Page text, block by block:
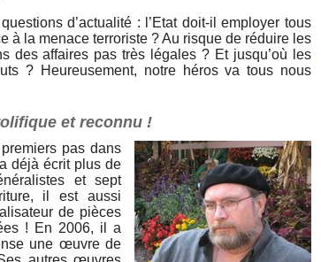
d’actualité : l’Etat doit-il employer tous
à la menace terroriste ? Au risque de réduire les
des affaires pas très légales ? Et jusqu’où les
? Heureusement, notre héros va tous nous
et reconnu !
pas dans
déjà écrit plus de
et sept
il est aussi
de pièces
! En 2006, il a
une œuvre de